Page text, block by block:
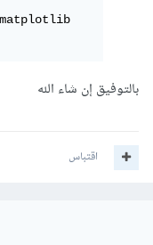
بالتوفيق إن شاء الله
اقتباس